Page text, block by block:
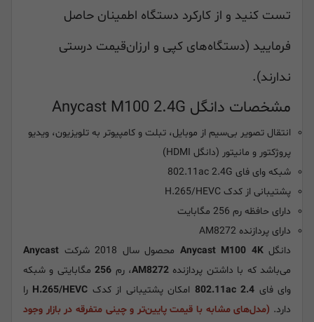
تست کنید و از کارکرد دستگاه اطمینان حاصل
فرمایید (دستگاه‌های کپی و ارزان‌قیمت درستی
ندارند).
مشخصات دانگل Anycast M100 2.4G
انتقال تصویر بی‌سیم از موبایل، تبلت و کامپیوتر به تلویزیون، ویدیو
پروژکتور و مانیتور (دانگل HDMI)
شبکه وای فای 802.11ac 2.4G
پشتیبانی از کدک H.265/HEVC
دارای حافظه رم 256 مگابایت
دارای پردازنده AM8272
دانگلAnycast M100 4K محصول سال 2018 شرکت
Anycast
می‌باشد که با داشتن پردازنده AM8272، رم 256 مگابایتی و شبکه
وای فای 802.11ac 2.4 امکان پشتیبانی از کدک H.265/HEVC را
دارد. (مدل‌های مشابه با قیمت پایین‌تر و چینی متفرقه در بازار وجود